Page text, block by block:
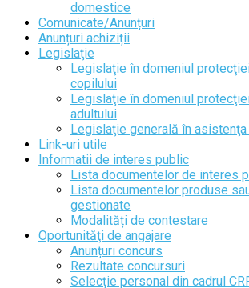
domestice
Comunicate/Anunțuri
Anunțuri achiziții
Legislaţie
Legislaţie în domeniul
copilului
Legislaţie în domeniul
adultului
Legislaţie generală în
Link-uri utile
Informatii de interes public
Lista documentelor de interes
Lista documentelor produse
gestionate
Modalități de contestare
Oportunităţi de angajare
Anunțuri concurs
Rezultate concursuri
Selecție personal din cadrul